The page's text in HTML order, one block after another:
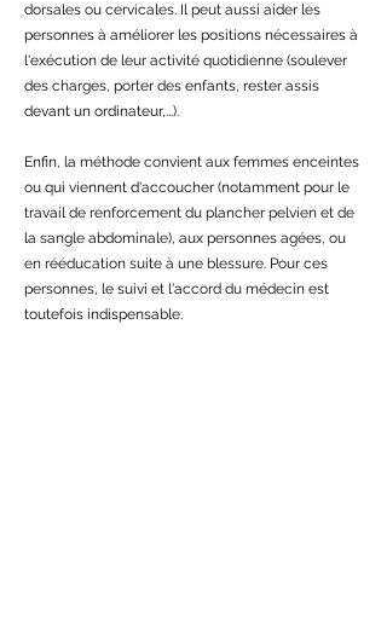
dorsales ou cervicales. Il peut aussi aider les
personnes à améliorer les positions nécessaires à
l'exécution de leur activité quotidienne (soulever
des charges, porter des enfants, rester assis
devant un ordinateur,...).
Enfin, la méthode convient aux femmes enceintes
ou qui viennent d'accoucher (notamment pour le
travail de renforcement du plancher pelvien et de
la sangle abdominale), aux personnes agées, ou
en rééducation suite à une blessure. Pour ces
personnes, le suivi et l'accord du médecin est
toutefois indispensable.